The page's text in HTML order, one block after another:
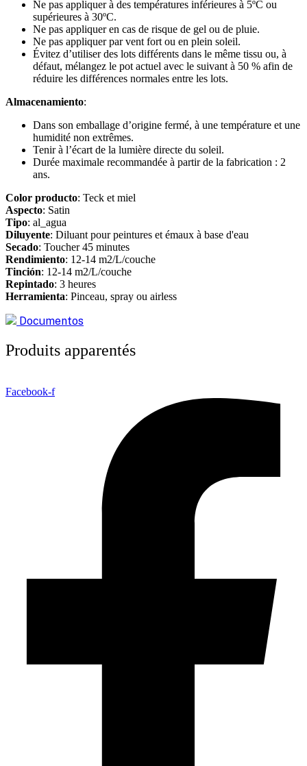
Ne pas appliquer à des températures inférieures à 5ºC ou
supérieures à 30ºC.
Ne pas appliquer en cas de risque de gel ou de pluie.
Ne pas appliquer par vent fort ou en plein soleil.
Évitez d’utiliser des lots différents dans le même tissu ou, à
défaut, mélangez le pot actuel avec le suivant à 50 % afin de
réduire les différences normales entre les lots.
Almacenamiento:
Dans son emballage d’origine fermé, à une température et une
humidité non extrêmes.
Tenir à l’écart de la lumière directe du soleil.
Durée maximale recommandée à partir de la fabrication : 2
ans.
Color producto: Teck et miel
Aspecto: Satin
Tipo: al_agua
Diluyente: Diluant pour peintures et émaux à base d'eau
Secado: Toucher 45 minutes
Rendimiento: 12-14 m2/L/couche
Tinción: 12-14 m2/L/couche
Repintado: 3 heures
Herramienta: Pinceau, spray ou airless
Documentos
Produits apparentés
Facebook-f